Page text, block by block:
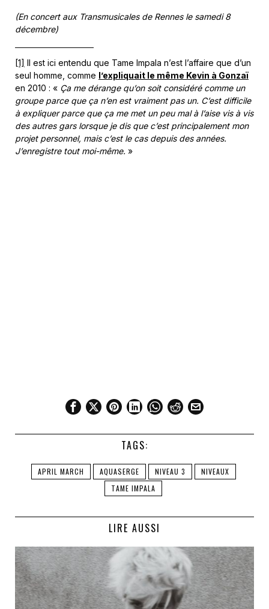
(En concert aux Transmusicales de Rennes le samedi 8
décembre)
[1] Il est ici entendu que Tame Impala n’est l’affaire que d’un
seul homme, comme l’expliquait le même Kevin à Gonzaï
en 2010 : « Ça me dérange qu’on soit considéré comme un
groupe parce que ça n’en est vraiment pas un. C’est difficile
à expliquer parce que ça me met un peu mal à l’aise vis à vis
des autres gars lorsque je dis que c’est principalement mon
projet personnel, mais c’est le cas depuis des années.
J’enregistre tout moi-même. »
TAGS:
APRIL MARCH AQUASERGE NIVEAU 3
NIVEAUX
TAME IMPALA
LIRE AUSSI